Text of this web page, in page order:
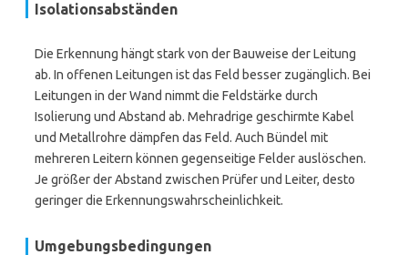
Isolationsabständen
Die Erkennung hängt stark von der Bauweise der Leitung
ab. In offenen Leitungen ist das Feld besser zugänglich. Bei
Leitungen in der Wand nimmt die Feldstärke durch
Isolierung und Abstand ab. Mehradrige geschirmte Kabel
und Metallrohre dämpfen das Feld. Auch Bündel mit
mehreren Leitern können gegenseitige Felder auslöschen.
Je größer der Abstand zwischen Prüfer und Leiter, desto
geringer die Erkennungswahrscheinlichkeit.
Umgebungsbedingungen